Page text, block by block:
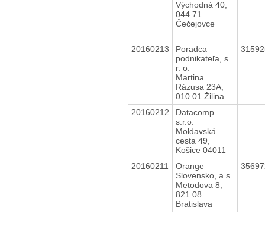
Východná 40,
044 71
Čečejovce
20160213
Poradca
podnikateľa, s.
r. o.
Martina
Rázusa 23A,
010 01 Žilina
20160212
Datacomp
s.r.o.
Moldavská
cesta 49,
Košice 04011
20160211
Orange
Slovensko, a.s.
Metodova 8,
821 08
Bratislava